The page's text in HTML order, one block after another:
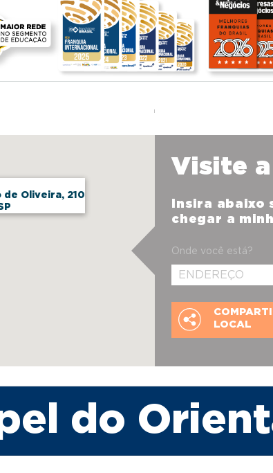
de Oliveira, 210
Visite
Insira abaixo
chegar a
Onde você está?
LOCAL
do